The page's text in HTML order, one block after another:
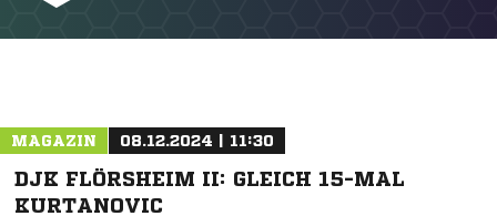
* Pflichtfelder
MAGAZIN 08.12.2024 | 11:30
DJK FLÖRSHEIM II: GLEICH 15-MAL
KURTANOVIC